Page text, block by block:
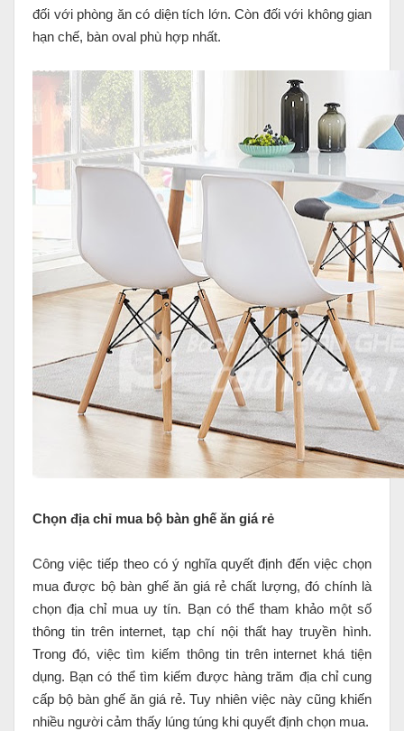
đối với phòng ăn có diện tích lớn. Còn đối với không gian
hạn chế, bàn oval phù hợp nhất.
Chọn địa chỉ mua bộ bàn ghế ăn giá rẻ
Công việc tiếp theo có ý nghĩa quyết định đến việc chọn
mua được bộ bàn ghế ăn giá rẻ chất lượng, đó chính là
chọn địa chỉ mua uy tín. Bạn có thể tham khảo một số
thông tin trên internet, tạp chí nội thất hay truyền hình.
Trong đó, việc tìm kiếm thông tin trên internet khá tiện
dụng. Bạn có thể tìm kiếm được hàng trăm địa chỉ cung
cấp bộ bàn ghế ăn giá rẻ. Tuy nhiên việc này cũng khiến
nhiều người cảm thấy lúng túng khi quyết định chọn mua.